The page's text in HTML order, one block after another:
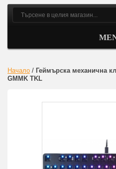
Начало / Геймърска механична
GMMK TKL